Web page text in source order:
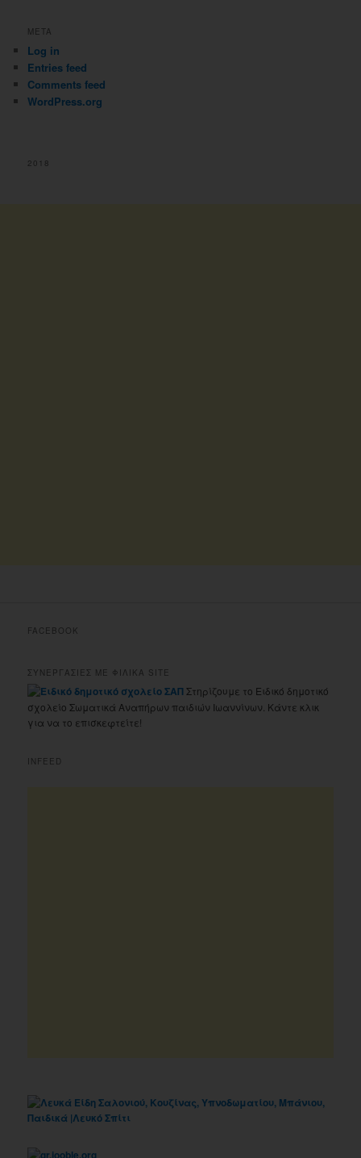
META
Log in
Entries feed
Comments feed
WordPress.org
2018
FACEBOOK
ΣΥΝΕΡΓΑΣΙΕΣ ΜΕ ΦΙΛΙΚΑ SITE
Στηρίζουμε το Ειδικό δημοτικό
σχολείο Σωματικά Αναπήρων παιδιών Ιωαννίνων. Κάντε κλικ
για να το επισκεφτείτε!
INFEED